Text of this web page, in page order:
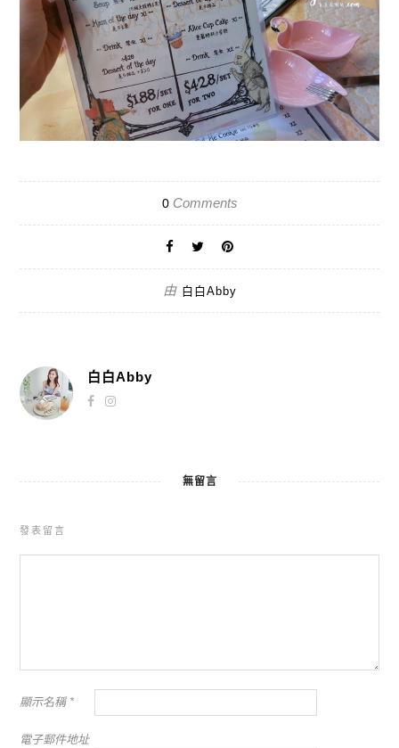
0Comments
由 白白Abby
白白Abby
無留言
發表留言
顯示名稱 *
電子郵件地址